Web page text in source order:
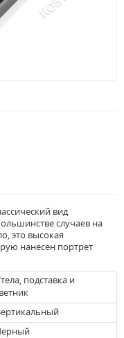
вид
случаев на
это высокая
нанесен портрет
подставка и